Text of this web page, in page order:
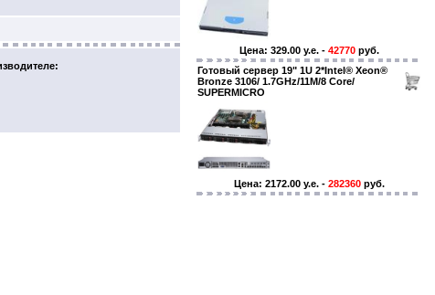
Цена: 329.00 y.e. - 42770руб.
Готовый сервер 19" 1U 2*Intel® Xeon®
Bronze 3106/ 1.7GHz/11M/8 Core/
SUPERMICRO
Цена: 2172.00 y.e. - 282360руб.